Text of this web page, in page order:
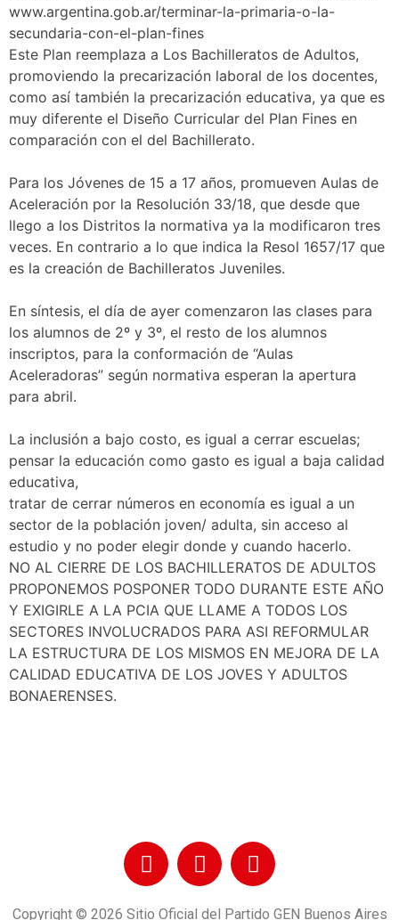
www.argentina.gob.ar/terminar-la-primaria-o-la-
secundaria-con-el-plan-fines
Este Plan reemplaza a Los Bachilleratos de Adultos,
promoviendo la precarización laboral de los docentes,
como así también la precarización educativa, ya que es
muy diferente el Diseño Curricular del Plan Fines en
comparación con el del Bachillerato.
Para los Jóvenes de 15 a 17 años, promueven Aulas de
Aceleración por la Resolución 33/18, que desde que
llego a los Distritos la normativa ya la modificaron tres
veces. En contrario a lo que indica la Resol 1657/17 que
es la creación de Bachilleratos Juveniles.
En síntesis, el día de ayer comenzaron las clases para
los alumnos de 2º y 3º, el resto de los alumnos
inscriptos, para la conformación de “Aulas
Aceleradoras” según normativa esperan la apertura
para abril.
La inclusión a bajo costo, es igual a cerrar escuelas;
pensar la educación como gasto es igual a baja calidad
educativa,
tratar de cerrar números en economía es igual a un
sector de la población joven/ adulta, sin acceso al
estudio y no poder elegir donde y cuando hacerlo.
NO AL CIERRE DE LOS BACHILLERATOS DE ADULTOS
PROPONEMOS POSPONER TODO DURANTE ESTE AÑO
Y EXIGIRLE A LA PCIA QUE LLAME A TODOS LOS
SECTORES INVOLUCRADOS PARA ASI REFORMULAR
LA ESTRUCTURA DE LOS MISMOS EN MEJORA DE LA
CALIDAD EDUCATIVA DE LOS JOVES Y ADULTOS
BONAERENSES.
Copyright © 2026 Sitio Oficial del Partido GEN Buenos Aires